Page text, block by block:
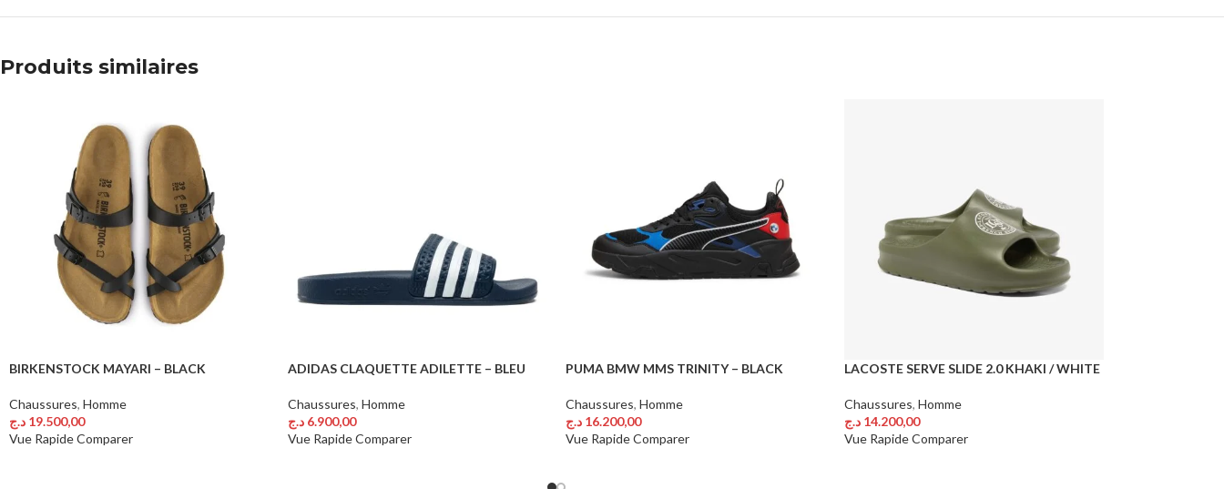
Produits similaires
BIRKENSTOCK MAYARI – BLACK
Chaussures, Homme
19.500,00 د.ج
Choix Des Options
Vue RapideComparer
ADIDAS CLAQUETTE ADILETTE – BLEU
Chaussures, Homme
6.900,00 د.ج
Choix Des Options
Vue Rapide Comparer
PUMA BMW MMS TRINITY – BLACK
Chaussures, Homme
16.200,00 د.ج
Choix Des Options
Vue RapideComparer
LACOSTE SERVE SLIDE 2.0 KHAKI / WHITE
Chaussures, Homme
14.200,00 د.ج
Choix Des Options
Vue Rapide Comparer